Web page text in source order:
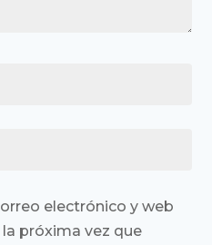
electrónico y web
próxima vez que